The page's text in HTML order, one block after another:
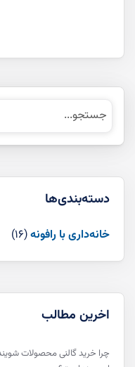
دسته‌بندی‌‌ها
خانه‌داری با رافونه(16)
اخرین مطالب
چرا خرید گالنی محصولات